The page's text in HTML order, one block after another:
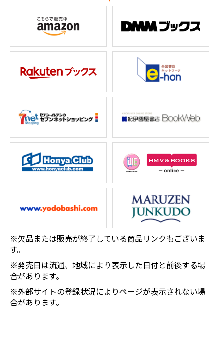
※欠品または販売が終了している商品リンクもございま
す。
※発売日は流通、地域により表示した日付と前後する場
合があります。
※外部サイトの登録状況によりページが表示されない場
合があります。